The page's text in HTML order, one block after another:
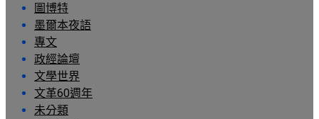
圖博特
墨爾本夜語
專文
政經論壇
文學世界
文革60週年
未分類